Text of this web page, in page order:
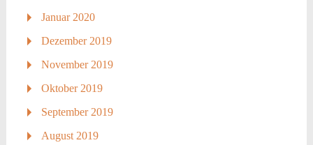
Januar 2020
Dezember 2019
November 2019
Oktober 2019
September 2019
August 2019